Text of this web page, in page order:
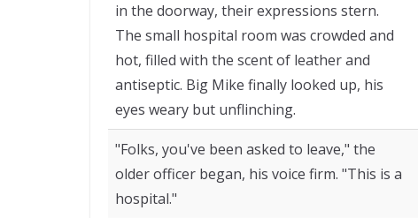
in the doorway, their expressions stern.
The small hospital room was crowded and
hot, filled with the scent of leather and
antiseptic. Big Mike finally looked up, his
eyes weary but unflinching.
"Folks, you've been asked to leave," the
older officer began, his voice firm. "This is a
hospital."